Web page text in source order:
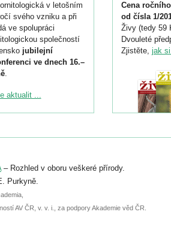
v letošním
svého vzniku a při
ve spolupráci
společností
jubilejní
ve dnech 16.–
.
ke konferenci
do 6. září.
přednášky nebo
aktualit ...
Cena
od čísla 1/
Živy (tedy 59
Dvouleté
Zjistěte, jak
– Rozhled v oboru veškeré přírody.
Purkyně.
AV ČR, v. v. i., za podpory Akademie věd ČR.